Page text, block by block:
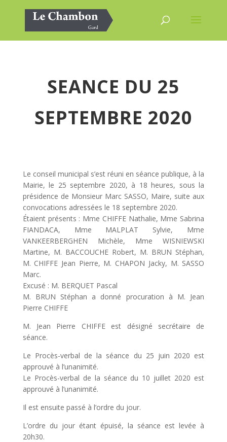
SEANCE DU 25
SEPTEMBRE 2020
Le conseil municipal s’est réuni en séance publique, à la
Mairie, le 25 septembre 2020, à 18 heures, sous la
présidence de Monsieur Marc SASSO, Maire, suite aux
convocations adressées le 18 septembre 2020.
Étaient présents : Mme CHIFFE Nathalie, Mme Sabrina
FIANDACA, Mme MALPLAT Sylvie, Mme
VANKEERBERGHEN Michèle, Mme WISNIEWSKI
Martine, M. BACCOUCHE Robert, M. BRUN Stéphan,
M. CHIFFE Jean Pierre, M. CHAPON Jacky, M. SASSO
Marc.
Excusé : M. BERQUET Pascal
M. BRUN Stéphan a donné procuration à M. Jean
Pierre CHIFFE
M. Jean Pierre CHIFFE est désigné secrétaire de
séance.
Le Procès-verbal de la séance du 25 juin 2020 est
approuvé à l’unanimité.
Le Procès-verbal de la séance du 10 juillet 2020 est
approuvé à l’unanimité.
Il est ensuite passé à l’ordre du jour.
L’ordre du jour étant épuisé, la séance est levée à
20h30.